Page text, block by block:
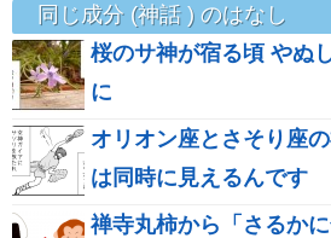
同じ成分 (神話 ) のはなし
桜のサ神が宿る頃 やぬ
に
オリオン座とさそり座
は同時に見えるんです
禅寺丸柿から「さるか